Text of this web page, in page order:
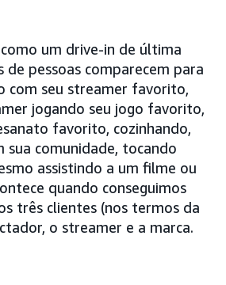
um drive-in de última
de pessoas comparecem para
com seu streamer favorito,
jogando seu jogo favorito,
favorito, cozinhando,
sua comunidade, tocando
assistindo a um filme ou
quando conseguimos
três clientes (nos termos da
o streamer e a marca.